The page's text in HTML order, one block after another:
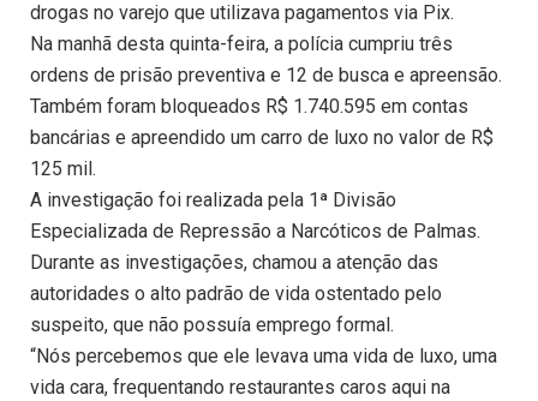
drogas no varejo que utilizava pagamentos via Pix.
Na manhã desta quinta-feira, a polícia cumpriu três
ordens de prisão preventiva e 12 de busca e apreensão.
Também foram bloqueados R$ 1.740.595 em contas
bancárias e apreendido um carro de luxo no valor de R$
125 mil.
A investigação foi realizada pela 1ª Divisão
Especializada de Repressão a Narcóticos de Palmas.
Durante as investigações, chamou a atenção das
autoridades o alto padrão de vida ostentado pelo
suspeito, que não possuía emprego formal.
“Nós percebemos que ele levava uma vida de luxo, uma
vida cara, frequentando restaurantes caros aqui na